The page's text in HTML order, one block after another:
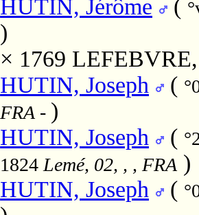
HUTIN, Jérôme
(
)
× 1769
HUTIN, Joseph
(
FRA - )
HUTIN, Joseph
(
1824 Lemé, 02, , , FRA )
HUTIN, Joseph
(